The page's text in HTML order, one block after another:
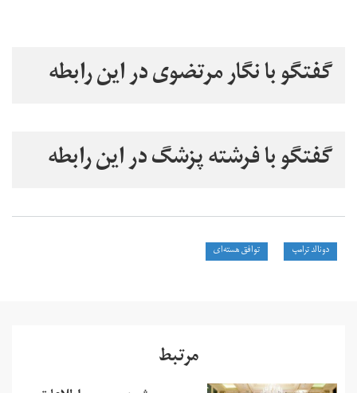
گفتگو با نگار مرتضوی در این رابطه
گفتگو با فرشته پزشگ در این رابطه
دونالد ترامپ توافق هسته‌ای
مرتبط